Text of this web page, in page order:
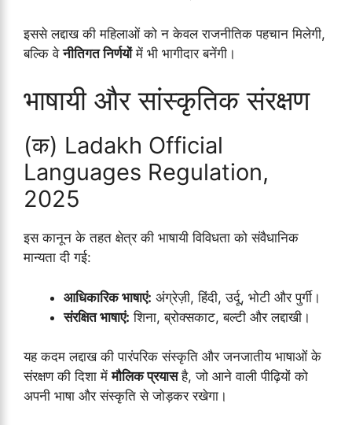
इससे लद्दाख की महिलाओं को न केवल राजनीतिक पहचान मिलेगी,
बल्कि वेनीतिगत निर्णयोंमें भी भागीदार बनेंगी।
भाषायी और सांस्कृतिक संरक्षण
(क) Ladakh Official
Languages Regulation,
2025
इस कानून के तहत क्षेत्र की भाषायी विविधता को संवैधानिक
मान्यता दी गई:
आधिकारिक भाषाएं: अंग्रेज़ी, हिंदी, उर्दू, भोटी और पुर्गी।
संरक्षित भाषाएं: शिना, ब्रोक्सकाट, बल्टी और लद्दाखी।
यह कदम लद्दाख की पारंपरिक संस्कृति और जनजातीय भाषाओं के
संरक्षण की दिशा मेंमौलिक प्रयासहै, जो आने वाली पीढ़ियों को
अपनी भाषा और संस्कृति से जोड़कर रखेगा।